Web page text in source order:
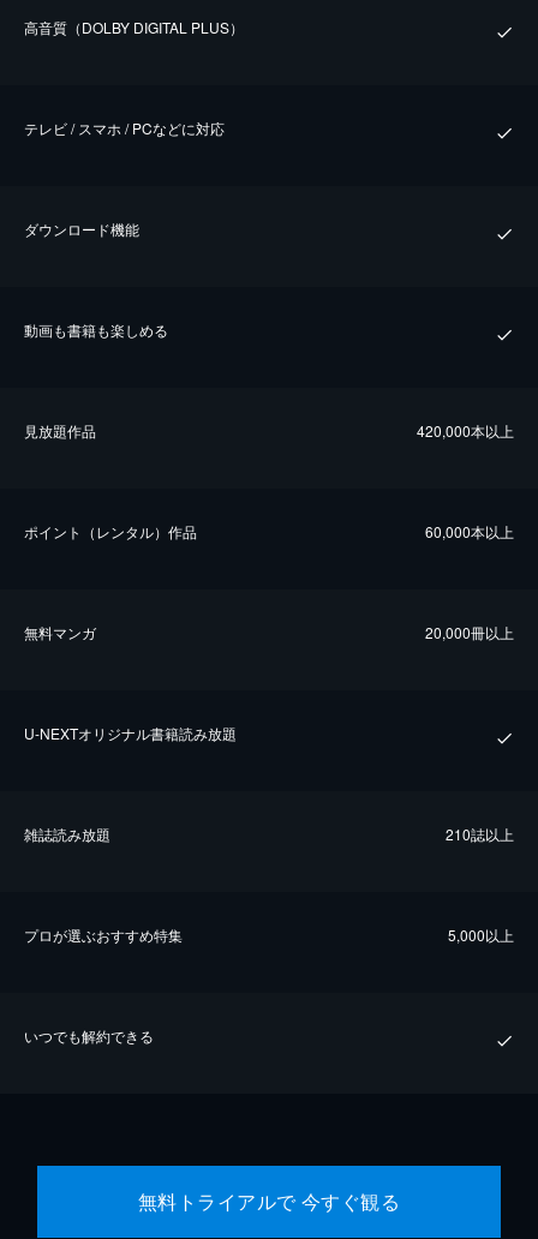
⾼⾳質（DOLBY DIGITAL PLUS）
テレビ / スマホ / PCなどに対応
ダウンロード機能
動画も書籍も楽しめる
⾒放題作品 420,000本以上
ポイント（レンタル）作品 60,000本以上
無料マンガ 20,000冊以上
U-NEXTオリジナル書籍読み放題
雑誌読み放題 210誌以上
プロが選ぶおすすめ特集 5,000以上
いつでも解約できる
無料トライアルで 今すぐ観る